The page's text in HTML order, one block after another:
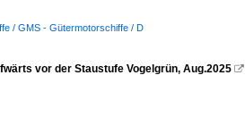
/ GMS - Gütermotorschiffe / D
vor der Staustufe Vogelgrün, Aug.2025 